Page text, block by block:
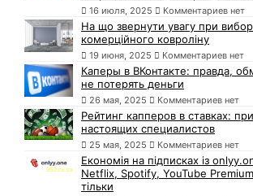
16 июля, 2025 Комментариев нет
На що звернути увагу при
комерційного ковроліну
19 июня, 2025 Комментариев нет
Каперы в ВКонтакте: правда,
не потерять деньги
26 мая, 2025 Комментариев нет
Рейтинг капперов в ставках:
настоящих специалистов
25 мая, 2025 Комментариев нет
Економія на підписках із
Netflix, Spotify, YouTube Premium
тільки